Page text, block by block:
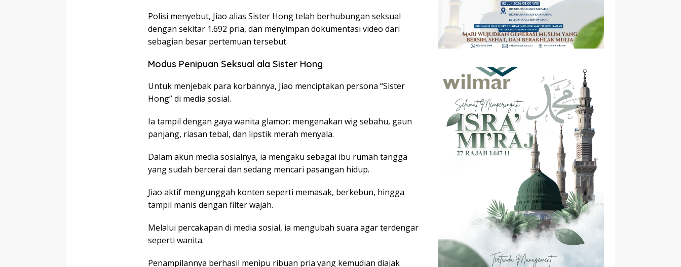
Polisi menyebut, Jiao alias Sister Hong telah berhubungan seksual
dengan sekitar 1.692 pria, dan menyimpan dokumentasi video dari
sebagian besar pertemuan tersebut.
Modus Penipuan Seksual ala Sister Hong
Untuk menjebak para korbannya, Jiao menciptakan persona “Sister
Hong” di media sosial.
Ia tampil dengan gaya wanita glamor: mengenakan wig sebahu, gaun
panjang, riasan tebal, dan lipstik merah menyala.
Dalam akun media sosialnya, ia mengaku sebagai ibu rumah tangga
yang sudah bercerai dan sedang mencari pasangan hidup.
Jiao aktif mengunggah konten seperti memasak, berkebun, hingga
tampil manis dengan filter wajah.
Melalui percakapan di media sosial, ia mengubah suara agar terdengar
seperti wanita.
Penampilannya berhasil menipu ribuan pria yang kemudian diajak